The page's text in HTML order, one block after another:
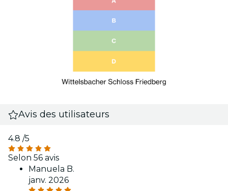
Avis des utilisateurs
4.8 /5
Selon 56 avis
Manuela B.
janv. 2026